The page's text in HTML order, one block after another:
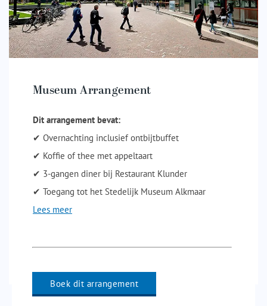
Museum Arrangement
Dit arrangement bevat:
✔ Overnachting inclusief ontbijtbuffet
✔ Koffie of thee met appeltaart
✔ 3-gangen diner bij Restaurant Klunder
✔ Toegang tot het Stedelijk Museum Alkmaar
Lees meer
Boek dit arrangement